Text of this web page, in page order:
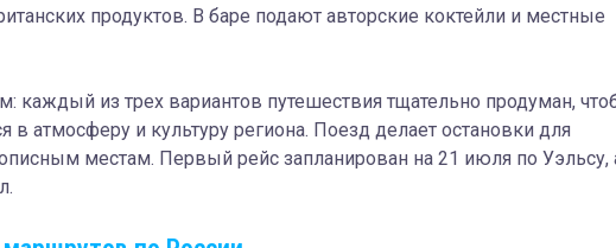
продуктов. В баре подают авторские коктейли и местные
каждый из трех вариантов путешествия тщательно продуман,
в атмосферу и культуру региона. Поезд делает остановки для
местам. Первый рейс запланирован на 21 июля по Уэльсу,